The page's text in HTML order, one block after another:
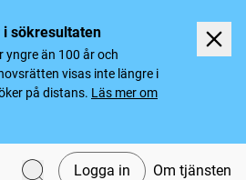
i sökresultaten
än 100 år och
visas inte längre i
på distans. Läs mer om
Logga in Om tjänsten